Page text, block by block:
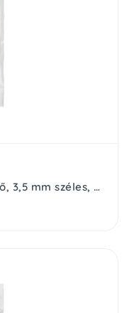
Home CT 200/3,5 kábelkötegelő, 3,5 mm széles, 200 mm hosszú, 50 db, átlátszó